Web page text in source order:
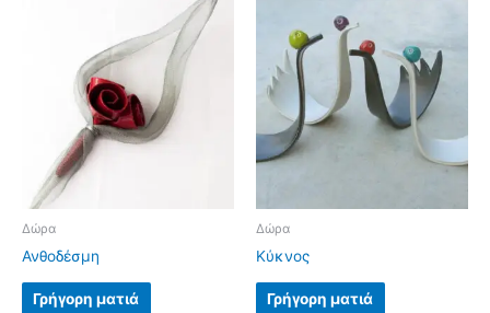
Δώρα
Ανθοδέσμη
Γρήγορη ματιά
Δώρα
Κύκνος
Γρήγορη ματιά